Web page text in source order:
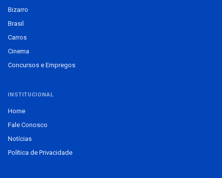
Bizarro
Brasil
Carros
Cinema
Concursos e Empregos
INSTITUCIONAL
Home
Fale Conosco
Notícias
Política de Privacidade